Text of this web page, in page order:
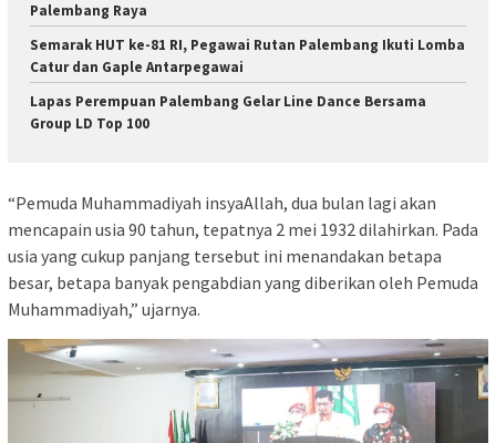
Palembang Raya
Semarak HUT ke-81 RI, Pegawai Rutan Palembang Ikuti Lomba
Catur dan Gaple Antarpegawai
Lapas Perempuan Palembang Gelar Line Dance Bersama
Group LD Top 100
“Pemuda Muhammadiyah insyaAllah, dua bulan lagi akan
mencapain usia 90 tahun, tepatnya 2 mei 1932 dilahirkan. Pada
usia yang cukup panjang tersebut ini menandakan betapa
besar, betapa banyak pengabdian yang diberikan oleh Pemuda
Muhammadiyah,” ujarnya.